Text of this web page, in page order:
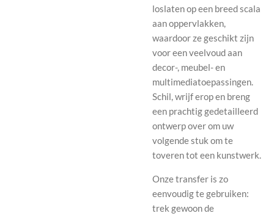
loslaten op een breed scala
aan oppervlakken,
waardoor ze geschikt zijn
voor een veelvoud aan
decor-, meubel- en
multimediatoepassingen.
Schil, wrijf erop en breng
een prachtig gedetailleerd
ontwerp over om uw
volgende stuk om te
toveren tot een kunstwerk.
Onze transfer is zo
eenvoudig te gebruiken:
trek gewoon de